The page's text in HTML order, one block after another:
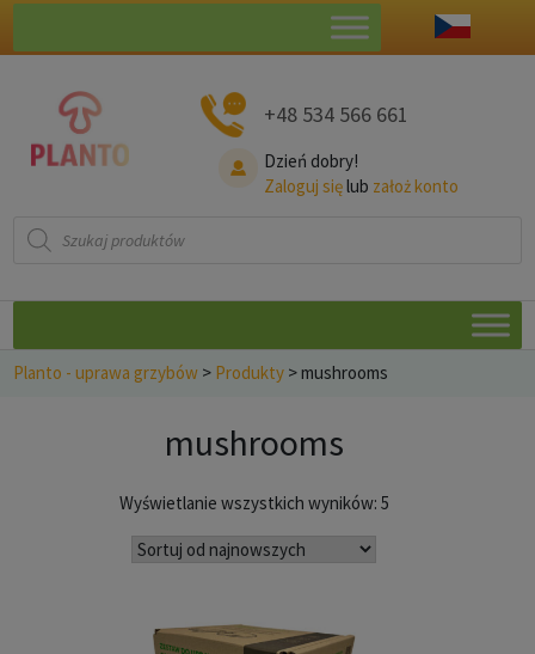
+48 534 566 661
Dzień dobry!
Zaloguj sięlub założ konto
Wyszukiwarka
produktów
Planto - uprawa grzybów > Produkty >mushrooms
mushrooms
Wyświetlanie wszystkich wyników: 5Posortowane